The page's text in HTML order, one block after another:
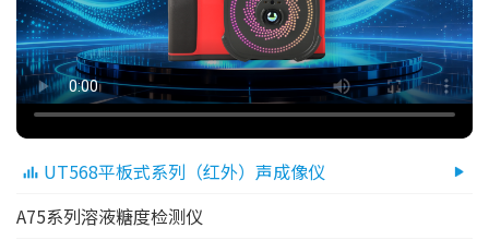
UT568平板式系列（红外）声成像仪
A75系列溶液糖度检测仪